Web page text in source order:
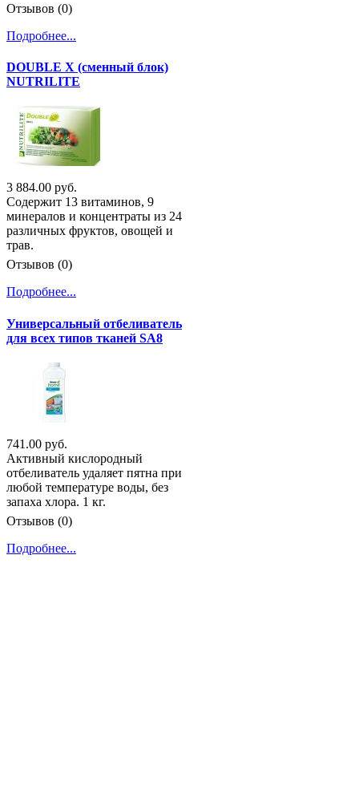
Отзывов (0)
Подробнее...
DOUBLE X (сменный блок)
NUTRILITE
3 884.00 руб.
Содержит 13 витаминов, 9
минералов и концентраты из 24
различных фруктов, овощей и
трав.
Отзывов (0)
Подробнее...
Универсальный отбеливатель
для всех типов тканей SA8
741.00 руб.
Активный кислородный
отбеливатель удаляет пятна при
любой температуре воды, без
запаха хлора. 1 кг.
Отзывов (0)
Подробнее...